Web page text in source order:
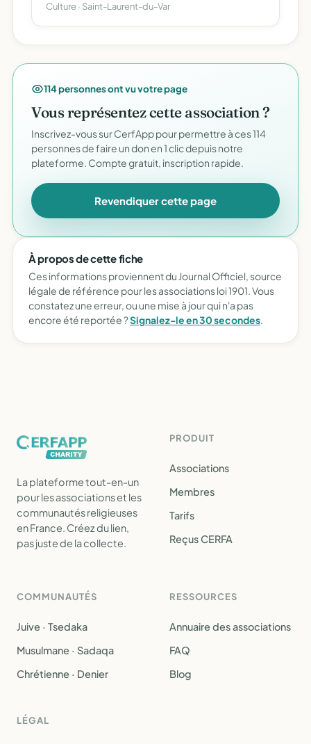
Culture · Saint-Laurent-du-Var
114 personnes ont vu votre page
Vous représentez cette association ?
Inscrivez-vous sur CerfApp pour permettre à ces 114
personnes de faire un don en 1 clic depuis notre
plateforme. Compte gratuit, inscription rapide.
Revendiquer cette page
À propos de cette fiche
Ces informations proviennent du Journal Officiel, source
légale de référence pour les associations loi 1901. Vous
constatez une erreur, ou une mise à jour qui n'a pas
encore été reportée ?Signalez-le en 30 secondes.
La plateforme tout-en-un
pour les associations et les
communautés religieuses
en France. Créez du lien,
pas juste de la collecte.
PRODUIT
Associations
Membres
Tarifs
Reçus CERFA
COMMUNAUTÉS
Juive · Tsedaka
Musulmane · Sadaqa
Chrétienne · Denier
RESSOURCES
Annuaire des associations
FAQ
Blog
LÉGAL